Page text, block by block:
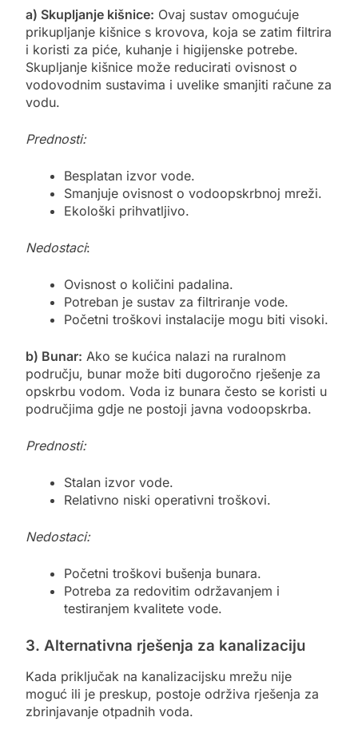
a) Skupljanje kišnice: Ovaj sustav omogućuje
prikupljanje kišnice s krovova, koja se zatim filtrira
i koristi za piće, kuhanje i higijenske potrebe.
Skupljanje kišnice može reducirati ovisnost o
vodovodnim sustavima i uvelike smanjiti račune za
vodu.
Prednosti:
Besplatan izvor vode.
Smanjuje ovisnost o vodoopskrbnoj mreži.
Ekološki prihvatljivo.
Nedostaci:
Ovisnost o količini padalina.
Potreban je sustav za filtriranje vode.
Početni troškovi instalacije mogu biti visoki.
b) Bunar: Ako se kućica nalazi na ruralnom
području, bunar može biti dugoročno rješenje za
opskrbu vodom. Voda iz bunara često se koristi u
područjima gdje ne postoji javna vodoopskrba.
Prednosti:
Stalan izvor vode.
Relativno niski operativni troškovi.
Nedostaci:
Početni troškovi bušenja bunara.
Potreba za redovitim održavanjem i
testiranjem kvalitete vode.
3. Alternativna rješenja za kanalizaciju
Kada priključak na kanalizacijsku mrežu nije
moguć ili je preskup, postoje održiva rješenja za
zbrinjavanje otpadnih voda.